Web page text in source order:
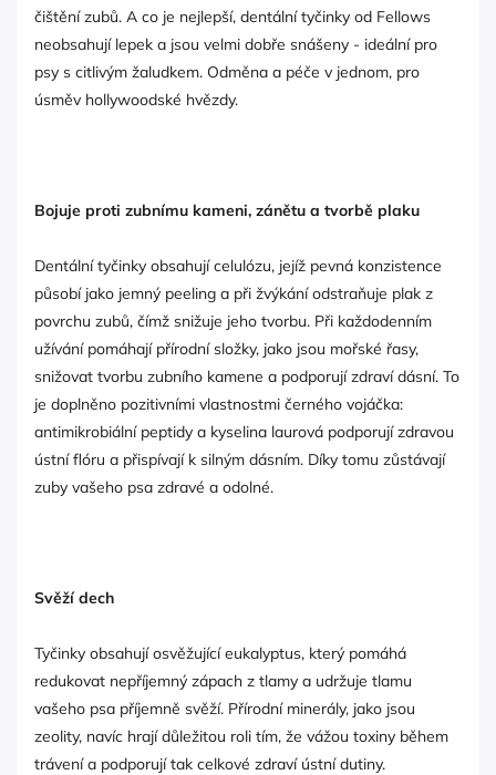
čištění zubů. A co je nejlepší, dentální tyčinky od Fellows
neobsahují lepek a jsou velmi dobře snášeny - ideální pro
psy s citlivým žaludkem. Odměna a péče v jednom, pro
úsměv hollywoodské hvězdy.
Bojuje proti zubnímu kameni, zánětu a tvorbě plaku
Dentální tyčinky obsahují celulózu, jejíž pevná konzistence
působí jako jemný peeling a při žvýkání odstraňuje plak z
povrchu zubů, čímž snižuje jeho tvorbu. Při každodenním
užívání pomáhají přírodní složky, jako jsou mořské řasy,
snižovat tvorbu zubního kamene a podporují zdraví dásní. To
je doplněno pozitivními vlastnostmi černého vojáčka:
antimikrobiální peptidy a kyselina laurová podporují zdravou
ústní flóru a přispívají k silným dásním. Díky tomu zůstávají
zuby vašeho psa zdravé a odolné.
Svěží dech
Tyčinky obsahují osvěžující eukalyptus, který pomáhá
redukovat nepříjemný zápach z tlamy a udržuje tlamu
vašeho psa příjemně svěží. Přírodní minerály, jako jsou
zeolity, navíc hrají důležitou roli tím, že vážou toxiny během
trávení a podporují tak celkové zdraví ústní dutiny.